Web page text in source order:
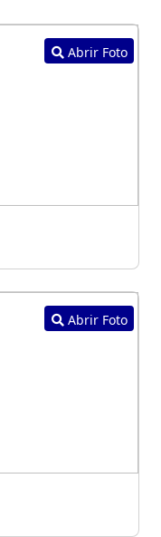
Abrir Foto
Abrir Foto